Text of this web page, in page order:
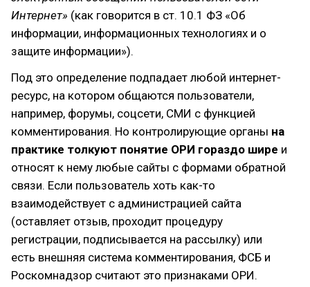
Интернет» (как говорится в ст. 10.1 ФЗ «Об
информации, информационных технологиях и о
защите информации»).
Под это определение подпадает любой интернет-
ресурс, на котором общаются пользователи,
например, форумы, соцсети, СМИ с функцией
комментирования. Но контролирующие органы на
практике толкуют понятие ОРИ гораздо шире и
относят к нему любые сайты с формами обратной
связи. Если пользователь хоть как-то
взаимодействует с администрацией сайта
(оставляет отзыв, проходит процедуру
регистрации, подписывается на рассылку) или
есть внешняя система комментирования, ФСБ и
Роскомнадзор считают это признаками ОРИ.